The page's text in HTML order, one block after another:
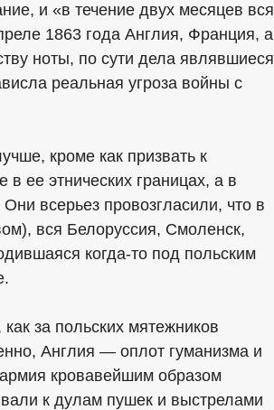
и «в течение двух месяцев вся
1863 года Англия, Франция, а
ноты, по сути дела являвшиеся
реальная угроза войны с
кроме как призвать к
ее этнических границах, а в
всерьез провозгласили, что в
вся Белоруссия, Смоленск,
когда-то под польским
за польских мятежников
Англия — оплот гуманизма и
кровавейшим образом
к дулам пушек и выстрелами